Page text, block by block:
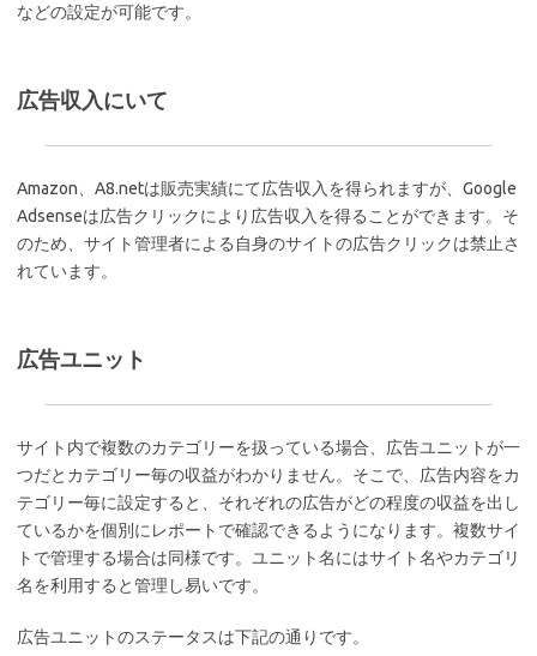
などの設定が可能です。
広告収入にいて
Amazon、A8.netは販売実績にて広告収入を得られますが、Google
Adsenseは広告クリックにより広告収入を得ることができます。そ
のため、サイト管理者による自身のサイトの広告クリックは禁止さ
れています。
広告ユニット
サイト内で複数のカテゴリーを扱っている場合、広告ユニットが一
つだとカテゴリー毎の収益がわかりません。そこで、広告内容をカ
テゴリー毎に設定すると、それぞれの広告がどの程度の収益を出し
ているかを個別にレポートで確認できるようになります。複数サイ
トで管理する場合は同様です。ユニット名にはサイト名やカテゴリ
名を利用すると管理し易いです。
広告ユニットのステータスは下記の通りです。